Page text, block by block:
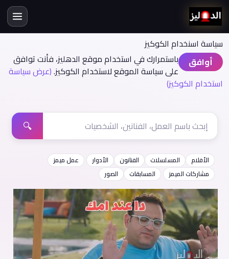
سياسة اسنخدام الكوكيز
أوافق
باستمرارك في استخدام موقع الدهليز، فأنت توافق
على سياسة الموقع لاستخدام الكوكيز.(عرض سياسة
استخدام الكوكيز)
🔍
الأفلام المسلسلات الفنانون الأدوار
عمل ميمز
مشاركات الميمز
المسابقات الصور